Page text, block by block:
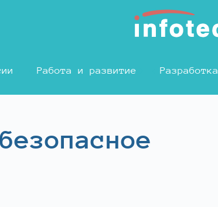
Работа и развитие Разработка